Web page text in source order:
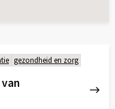
gezondheid en zorg